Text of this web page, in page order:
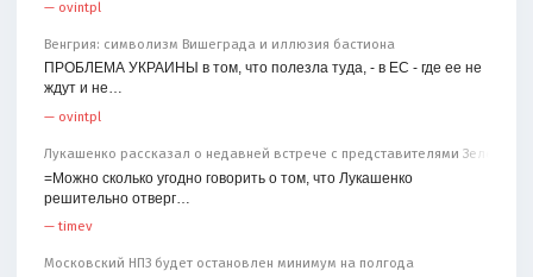
— ovintpl
Венгрия: символизм Вишеграда и иллюзия бастиона
ПРОБЛЕМА УКРАИНЫ в том, что полезла туда, - в ЕС - где ее не
ждут и не…
— ovintpl
Лукашенко рассказал о недавней встрече с представителями
=Можно сколько угодно говорить о том, что Лукашенко
решительно отверг…
—timev
Московский НПЗ будет остановлен минимум на полгода